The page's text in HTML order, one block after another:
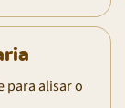
para alisar o